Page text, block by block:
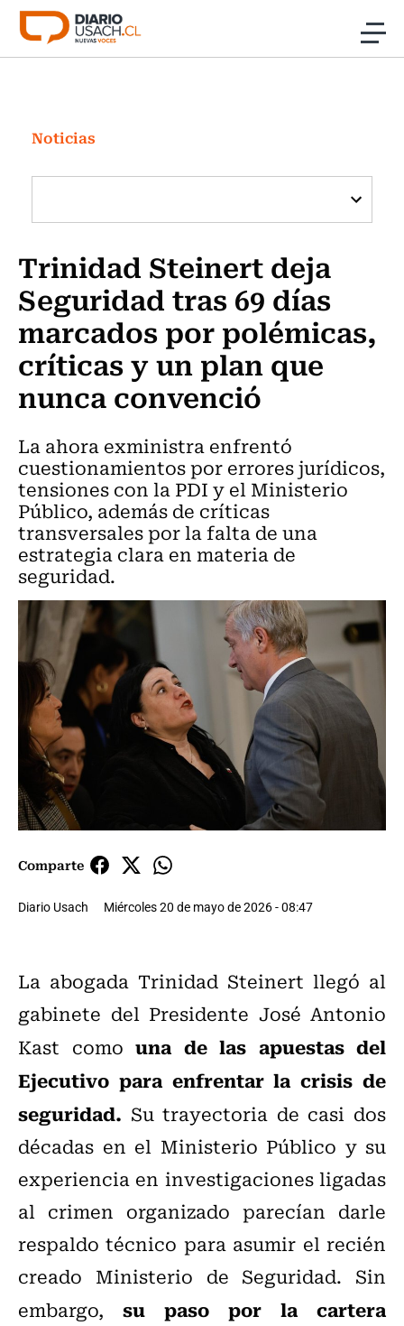
Click acá para ir directamente al contenido
Investigación
Cultura
Programas Radio y TV Usach
Noticias
Trinidad Steinert deja
Seguridad tras 69 días
marcados por polémicas,
críticas y un plan que
nunca convenció
La ahora exministra enfrentó
cuestionamientos por errores jurídicos,
tensiones con la PDI y el Ministerio
Público, además de críticas
transversales por la falta de una
estrategia clara en materia de
seguridad.
Comparte
Diario Usach Miércoles 20 de mayo de 2026 - 08:47
La abogada Trinidad Steinert llegó al
gabinete del Presidente José Antonio
Kast como una de las apuestas del
Ejecutivo para enfrentar la crisis de
seguridad. Su trayectoria de casi dos
décadas en el Ministerio Público y su
experiencia en investigaciones ligadas
al crimen organizado parecían darle
respaldo técnico para asumir el recién
creado Ministerio de Seguridad. Sin
embargo, su paso por la cartera